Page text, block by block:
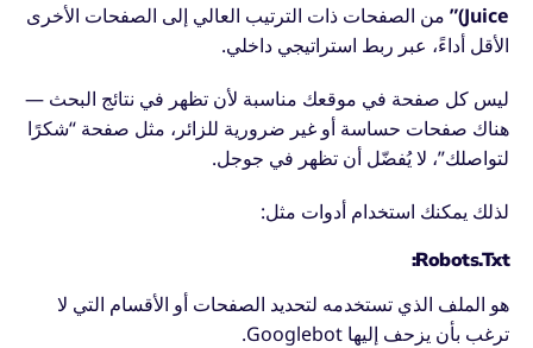
Juice)”
من الصفحات ذات الترتيب العالي إلى الصفحات الأخرى
الأقل أداءً، عبر ربط استراتيجي داخلي.
ليس كل صفحة في موقعك مناسبة لأن تظهر في نتائج البحث —
هناك صفحات حساسة أو غير ضرورية للزائر، مثل صفحة “شكرًا
لتواصلك”، لا يُفضّل أن تظهر في جوجل.
لذلك يمكنك استخدام أدوات مثل:
Robots.txt:
هو الملف الذي تستخدمه لتحديد الصفحات أو الأقسام التي لا
ترغب بأن يزحف إليها Googlebot.